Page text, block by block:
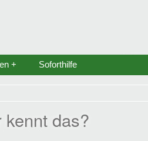
+ Soforthilfe
das?